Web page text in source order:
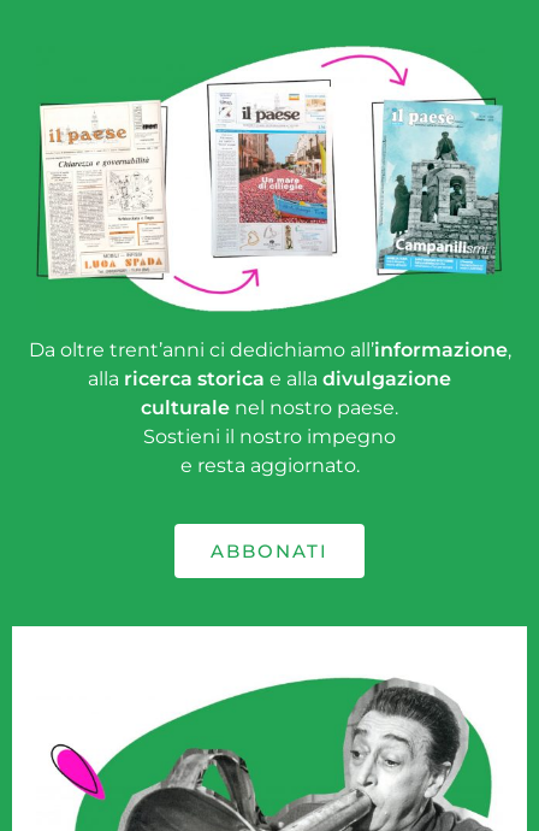
Da oltre trent’anni ci dedichiamo all’informazione,
alla ricerca storica e alla divulgazione
culturale nel nostro paese.
Sostieni il nostro impegno
e resta aggiornato.
ABBONATI